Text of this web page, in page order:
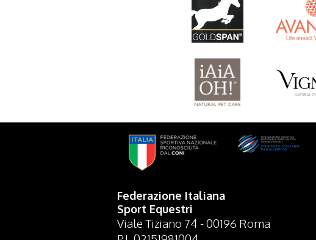
Federazione Italiana
Sport Equestri
Viale Tiziano 74 - 00196 Roma